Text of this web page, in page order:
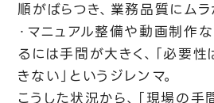
順がばらつき、業務品質にムラ
・マニュアル整備や動画制作
るには手間が大きく、「必要
きない」というジレンマ。
こうした状況から、「現場の手